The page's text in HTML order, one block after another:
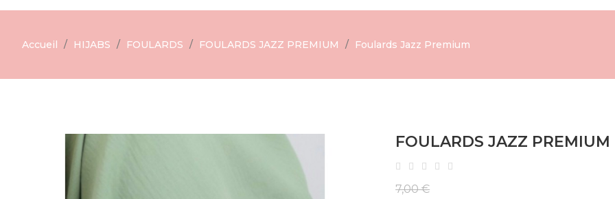
Accueil HIJABS FOULARDS FOULARDS JAZZ PREMIUM Foulards Jazz Premium
FOULARDS JAZZ PREMIUM
7,00 €